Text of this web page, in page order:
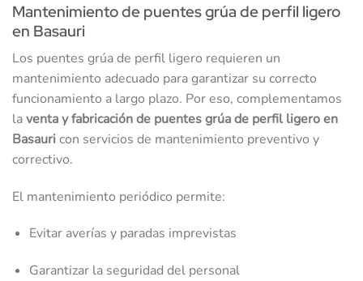
Mantenimiento de puentes grúa de perfil ligero
en Basauri
Los puentes grúa de perfil ligero requieren un
mantenimiento adecuado para garantizar su correcto
funcionamiento a largo plazo. Por eso, complementamos
laventa y fabricación de puentes grúa de perfil ligero en
Basauricon servicios de mantenimiento preventivo y
correctivo.
El mantenimiento periódico permite:
Evitar averías y paradas imprevistas
Garantizar la seguridad del personal